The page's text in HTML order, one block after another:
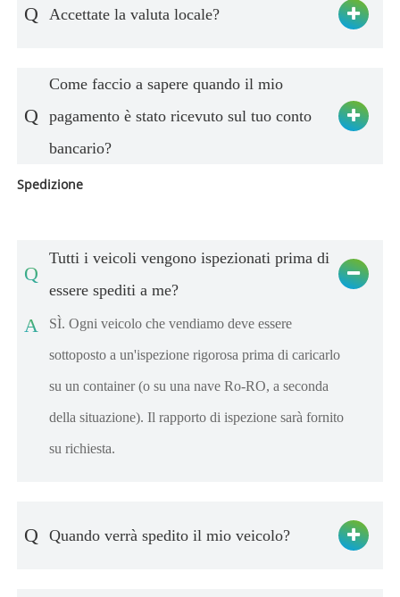
Q Accettate la valuta locale?
Q
Come faccio a sapere quando il mio
pagamento è stato ricevuto sul tuo conto
bancario?
Spedizione
Q
Tutti i veicoli vengono ispezionati prima di
essere spediti a me?
A SÌ. Ogni veicolo che vendiamo deve essere
sottoposto a un'ispezione rigorosa prima di caricarlo
su un container (o su una nave Ro-RO, a seconda
della situazione). Il rapporto di ispezione sarà fornito
su richiesta.
Q Quando verrà spedito il mio veicolo?